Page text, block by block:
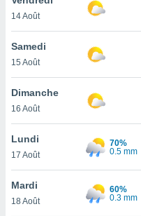
et
»,
au
vous
qu'ils
ou
le
14 Août
Samedi
15 Août
Dimanche
16 Août
Lundi
17 Août
70%
0.5 mm
Mardi
18 Août
60%
0.3 mm